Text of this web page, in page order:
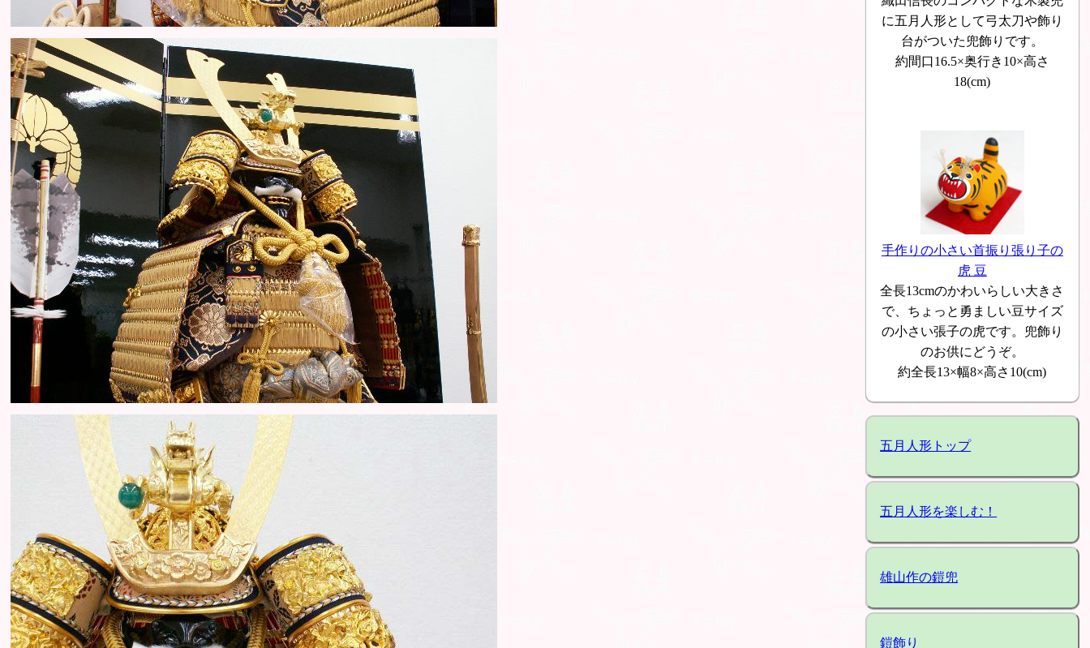
に五月人形として弓太刀や飾り
台がついた兜飾りです。
約間口16.5×奥行き10×高さ
18(cm)
手作りの小さい首振り張り子の
虎 豆
全長13cmのかわいらしい大きさ
で、ちょっと勇ましい豆サイズ
の小さい張子の虎です。兜飾り
のお供にどうぞ。
約全長13×幅8×高さ10(cm)
五月人形トップ
五月人形を楽しむ！
雄山作の鎧兜
鎧飾り